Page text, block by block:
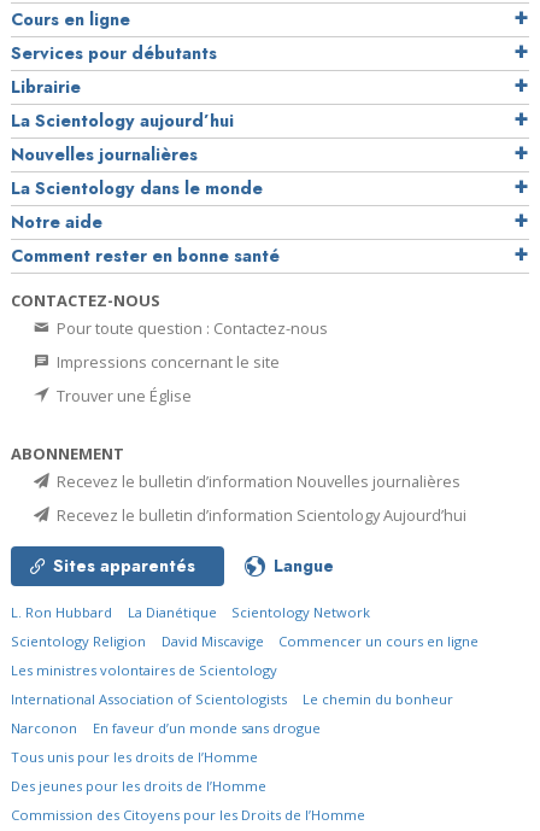
Cours en ligne
Services pour débutants
Librairie
La Scientology aujourd’hui
Nouvelles journalières
La Scientology dans le monde
Notre aide
Comment rester en bonne santé
CONTACTEZ-NOUS
Pour toute question : Contactez-nous
Impressions concernant le site
Trouver une Église
ABONNEMENT
Recevez le bulletin d’information Nouvelles journalières
Recevez le bulletin d’information Scientology Aujourd’hui
Sites apparentés Langue
L. Ron Hubbard La Dianétique
Scientology Network
Scientology Religion
David Miscavige
Commencer un cours en ligne
Les ministres volontaires de Scientology
International Association of Scientologists
Le chemin du bonheur
Narconon
En faveur d’un monde sans drogue
Tous unis pour les droits de l’Homme
Des jeunes pour les droits de l’Homme
Commission des Citoyens pour les Droits de l’Homme